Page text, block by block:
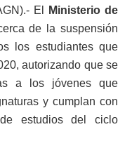
El
Ministerio de
de la suspensión
los estudiantes que
autorizando que se
a los jóvenes que
y cumplan con
estudios del ciclo